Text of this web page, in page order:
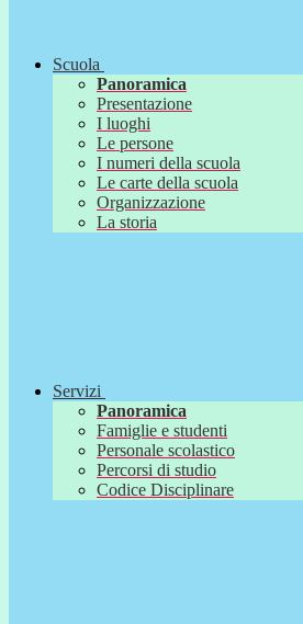
Scuola
Panoramica
Presentazione
I luoghi
Le persone
I numeri della scuola
Le carte della scuola
Organizzazione
La storia
Servizi
Panoramica
Famiglie e studenti
Personale scolastico
Percorsi di studio
Codice Disciplinare